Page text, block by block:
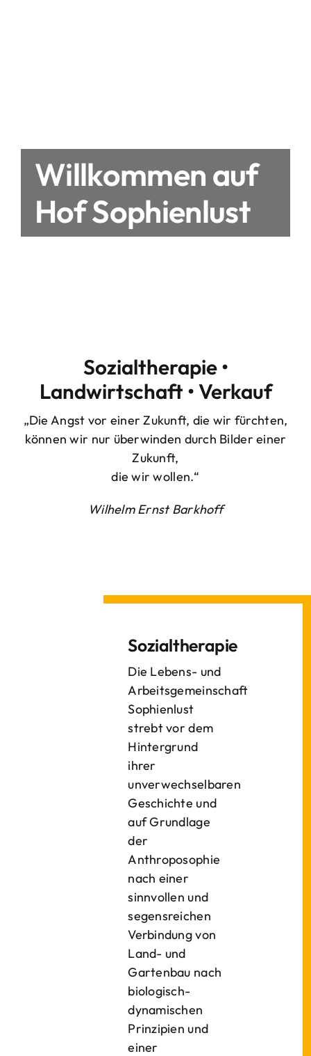
Willkommen auf
Hof Sophienlust
Sozialtherapie •
Landwirtschaft • Verkauf
„Die Angst vor einer Zukunft, die wir fürchten,
können wir nur überwinden durch Bilder einer
Zukunft,
die wir wollen.“
Wilhelm Ernst Barkhoff
Sozialtherapie
Die Lebens- und
Arbeitsgemeinschaft
Sophienlust
strebt vor dem
Hintergrund
ihrer
unverwechselbaren
Geschichte und
auf Grundlage
der
Anthroposophie
nach einer
sinnvollen und
segensreichen
Verbindung von
Land- und
Gartenbau nach
biologisch-
dynamischen
Prinzipien und
einer